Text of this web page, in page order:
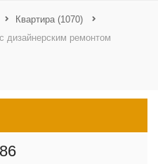
Квартира (1070)
дизайнерским ремонтом